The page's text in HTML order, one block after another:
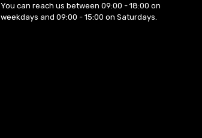
You can reach us between 09:00 - 18:00 on
weekdays and 09:00 - 15:00 on Saturdays.